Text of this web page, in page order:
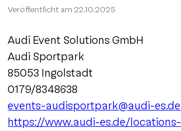
Veröffentlicht am 22.10.2025
Audi Event Solutions GmbH
Audi Sportpark
85053 Ingolstadt
0179/8348638
events-audisportpark@audi-es.de
https://www.audi-es.de/locations-